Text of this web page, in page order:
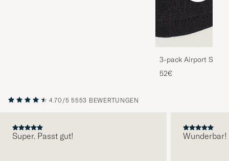
3-pack Airport
Melange
52€
4.70/5 5553 BEWERTUNGEN
Super. Passt gut! Wunderbar!